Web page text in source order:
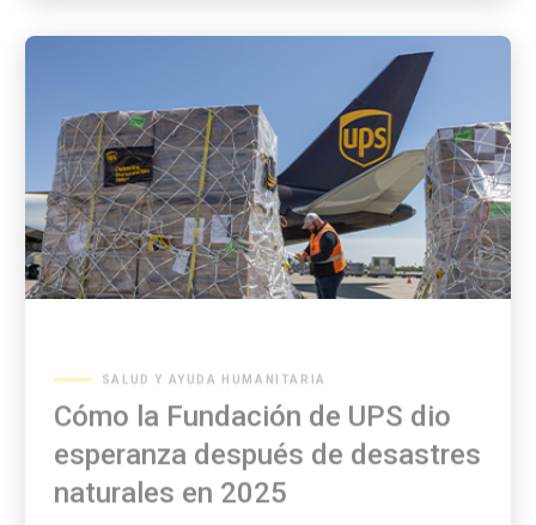
Cómo la Fundación de UPS dio
esperanza después de desastres
naturales en 2025